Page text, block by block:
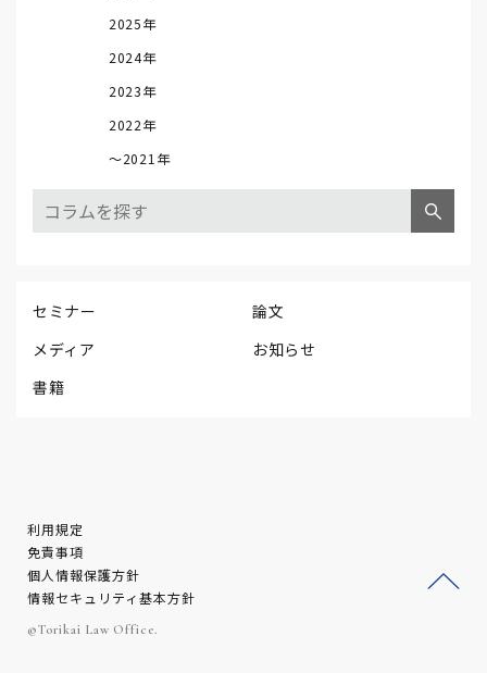
2025年
2024年
2023年
2022年
～2021年
セミナー
論文
メディア
お知らせ
書籍
利用規定
免責事項
個人情報保護方針
情報セキュリティ基本方針
©Torikai Law Office.